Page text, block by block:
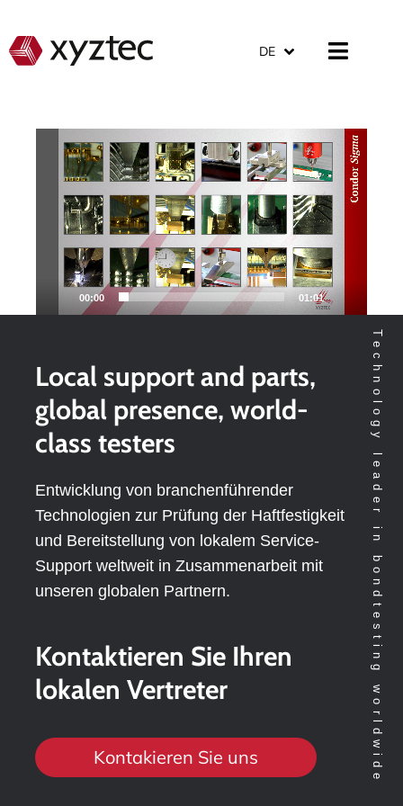
DE
Video-
Player
00:00 01:01
Technology leader in bondtesting worldwide
Local support and parts,
global presence, world-
class testers
Entwicklung von branchenführender
Technologien zur Prüfung der Haftfestigkeit
und Bereitstellung von lokalem Service-
Support weltweit in Zusammenarbeit mit
unseren globalen Partnern.
Kontaktieren Sie Ihren
lokalen Vertreter
Kontakieren Sie uns